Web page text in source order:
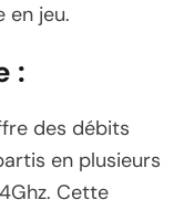
en jeu.
:
des débits
en plusieurs
Cette